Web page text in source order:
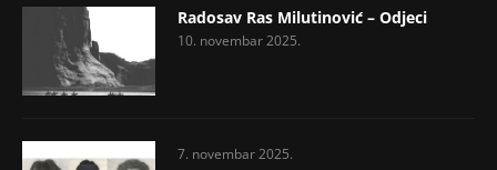
Radosav Ras Milutinović – Odjeci
10. novembar 2025.
7. novembar 2025.